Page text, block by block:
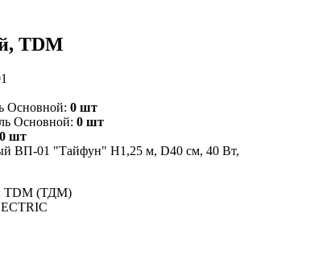
TDM
Основной: 0 шт
Основной: 0 шт
0 шт
ВП-01 "Тайфун" H1,25 м, D40 см, 40 Вт,
TDM (ТДМ)